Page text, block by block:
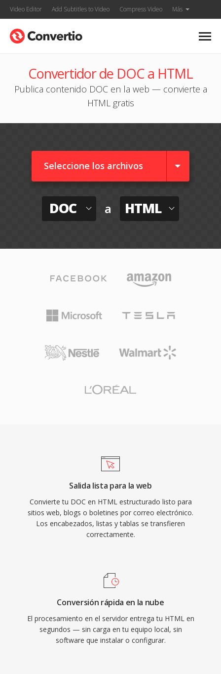
Video Editor Add Subtitles to Video Compress Video Más
Convertidor de DOC a HTML
Publica contenido DOC en la web — convierte a
HTML gratis
Seleccione los archivos
DOC a HTML
Salida lista para la web
Convierte tu DOC en HTML estructurado listo para
sitios web, blogs o boletines por correo electrónico.
Los encabezados, listas y tablas se transfieren
correctamente.
Conversión rápida en la nube
El procesamiento en el servidor entrega tu HTML en
segundos — sin carga en tu equipo local, sin
software que instalar o configurar.